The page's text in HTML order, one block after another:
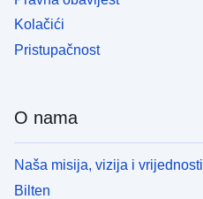
Kolačići
Pristupačnost
O nama
Naša misija, vizija i vrijednosti
Bilten